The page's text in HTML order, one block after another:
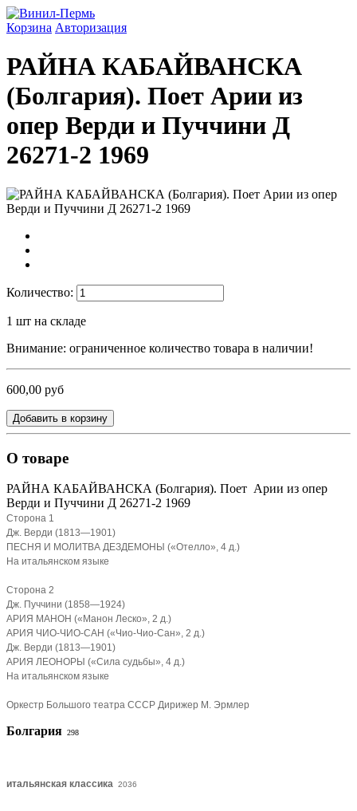
Корзина Авторизация
РАЙНА КАБАЙВАНСКА
(Болгария). Поет Арии из
опер Верди и Пуччини Д
26271-2 1969
Количество:
1 шт на складе
Внимание: ограниченное количество товара в наличии!
600,00 руб
Добавить в корзину
О товаре
РАЙНА КАБАЙВАНСКА (Болгария). Поет Арии из опер
Верди и Пуччини Д 26271-2 1969
Сторона 1
Дж. Верди (1813—1901)
ПЕСНЯ И МОЛИТВА ДЕЗДЕМОНЫ («Отелло», 4 д.)
На итальянском языке
Сторона 2
Дж. Пуччини (1858—1924)
АРИЯ МАНОН («Манон Леско», 2 д.)
АРИЯ ЧИО-ЧИО-САН («Чио-Чио-Сан», 2 д.)
Дж. Верди (1813—1901)
АРИЯ ЛЕОНОРЫ («Сила судьбы», 4 д.)
На итальянском языке
Оркестр Большого театра СССР Дирижер М. Эрмлер
Болгария 298
итальянская классика 2036